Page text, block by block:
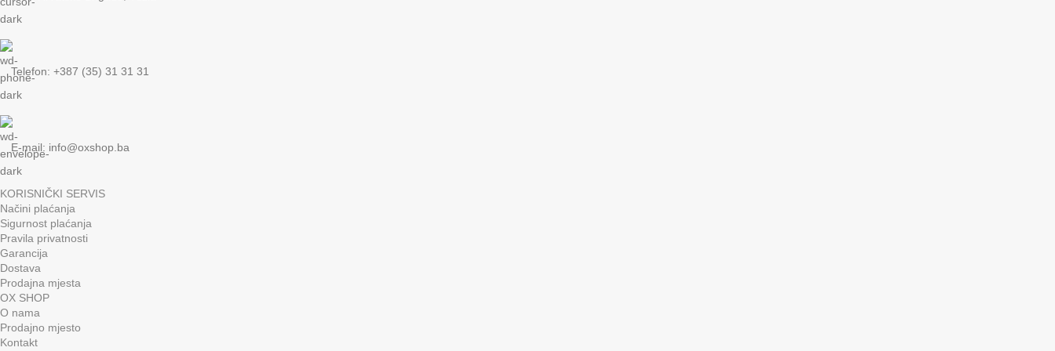
Telefon: +387 (35) 31 31 31
E-mail: info@oxshop.ba
KORISNIČKI SERVIS
Načini plaćanja
Sigurnost plaćanja
Pravila privatnosti
Garancija
Dostava
Prodajna mjesta
OX SHOP
O nama
Prodajno mjesto
Kontakt